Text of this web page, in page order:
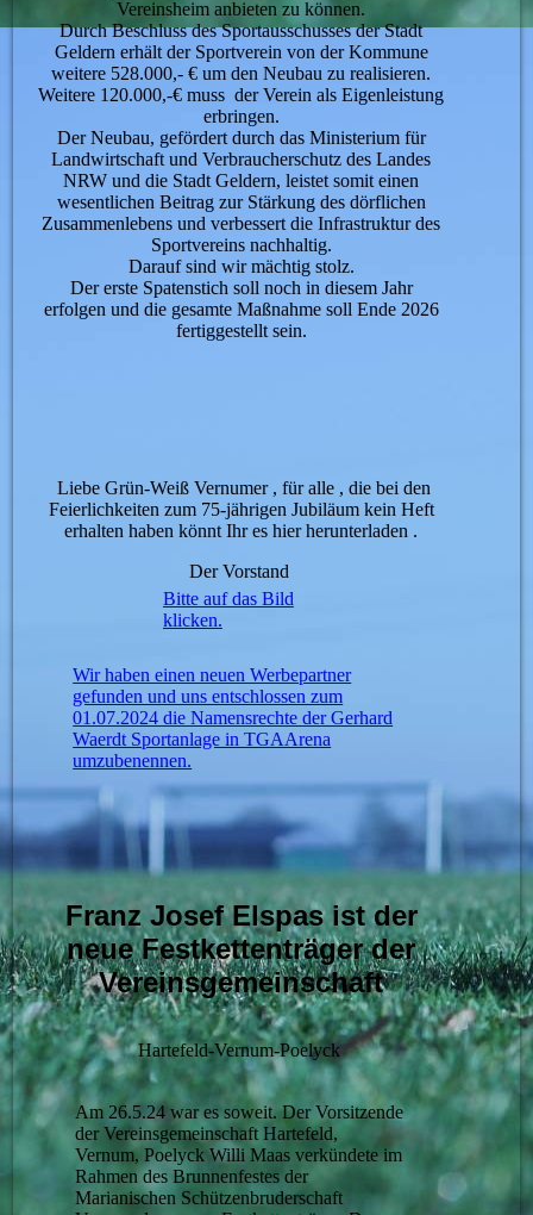
Vereinsheim anbieten zu können.
Durch Beschluss des Sportausschusses der Stadt
Geldern erhält der Sportverein von der Kommune
weitere 528.000,- € um den Neubau zu realisieren.
Weitere 120.000,-€ muss der Verein als Eigenleistung
erbringen.
Der Neubau, gefördert durch das Ministerium für
Landwirtschaft und Verbraucherschutz des Landes
NRW und die Stadt Geldern, leistet somit einen
wesentlichen Beitrag zur Stärkung des dörflichen
Zusammenlebens und verbessert die Infrastruktur des
Sportvereins nachhaltig.
Darauf sind wir mächtig stolz.
Der erste Spatenstich soll noch in diesem Jahr
erfolgen und die gesamte Maßnahme soll Ende 2026
fertiggestellt sein.
Liebe Grün-Weiß Vernumer , für alle , die bei den
Feierlichkeiten zum 75-jährigen Jubiläum kein Heft
erhalten haben könnt Ihr es hier herunterladen .
Der Vorstand
Bitte auf das Bild
klicken.
Wir haben einen neuen Werbepartner
gefunden und uns entschlossen zum
01.07.2024 die Namensrechte der Gerhard
Waerdt Sportanlage in TGAArena
umzubenennen.
Franz Josef Elspas ist der
neue Festkettenträger der
Vereinsgemeinschaft
Hartefeld-Vernum-Poelyck
Am 26.5.24 war es soweit. Der Vorsitzende
der Vereinsgemeinschaft Hartefeld,
Vernum, Poelyck Willi Maas verkündete im
Rahmen des Brunnenfestes der
Marianischen Schützenbruderschaft